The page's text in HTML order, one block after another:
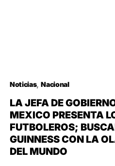
Noticias Nacional
LA JEFA DE
MEXICO PRESENTA
FUTBOLEROS;
GUINNESS CON LA
DEL MUNDO